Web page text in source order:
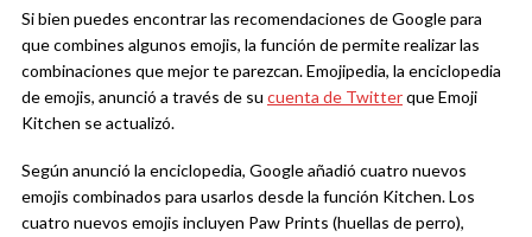
Si bien puedes encontrar las recomendaciones de Google para
que combines algunos emojis, la función de permite realizar las
combinaciones que mejor te parezcan. Emojipedia, la enciclopedia
de emojis, anunció a través de su cuenta de Twitterque Emoji
Kitchen se actualizó.
Según anunció la enciclopedia, Google añadió cuatro nuevos
emojis combinados para usarlos desde la función Kitchen. Los
cuatro nuevos emojis incluyen Paw Prints (huellas de perro),